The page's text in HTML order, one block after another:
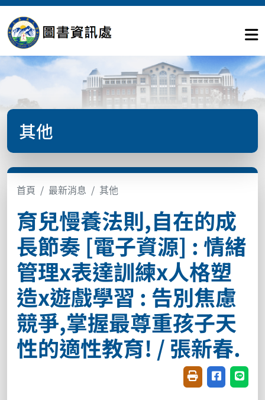
其他
首頁 最新消息 其他
育兒慢養法則,自在的成
長節奏 [電子資源] : 情緒
管理x表達訓練x人格塑
造x遊戲學習 : 告別焦慮
競爭,掌握最尊重孩子天
性的適性教育! / 張新春.
友善列印(開新視
分享至臉書
分享